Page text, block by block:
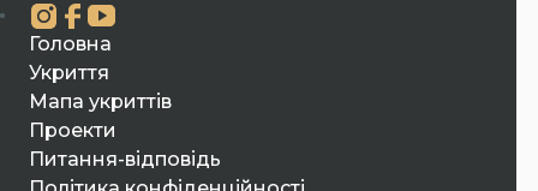
Головна
Укриття
Мапа укриттів
Проекти
Питання-відповідь